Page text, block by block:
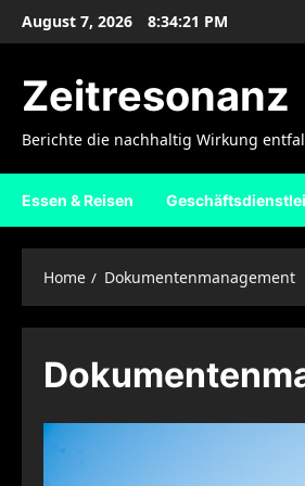
SkipAugust 7, 2026 8:34:21 PM
Zeitresonanz
Berichte die nachhaltig Wirkung
Essen & Reisen
Home Dokumentenmanagement